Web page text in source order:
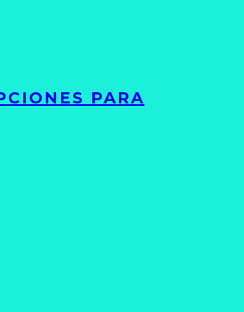
PARA